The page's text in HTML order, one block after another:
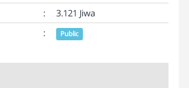
:
3.121 Jiwa
: Public